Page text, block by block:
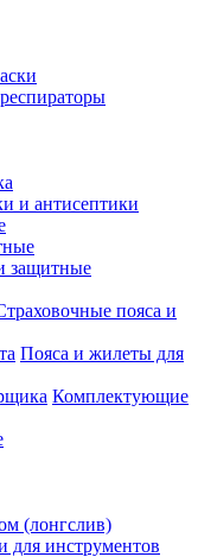
и антисептики
защитные
пояса и
Пояса и жилеты для
Комплектующие
(лонгслив)
для инструментов